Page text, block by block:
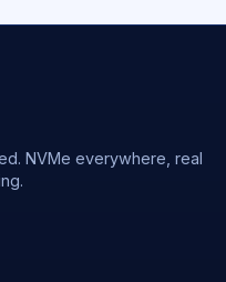
NVMe everywhere, real